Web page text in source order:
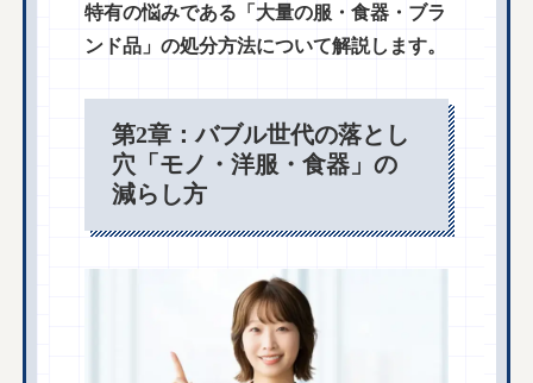
特有の悩みである「大量の服・食器・ブラ
ンド品」の処分方法について解説します。
第2章：バブル世代の落とし
穴「モノ・洋服・食器」の
減らし方